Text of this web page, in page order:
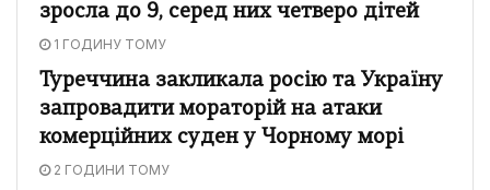
зросла до 9, серед них четверо дітей
1 ГОДИНУ ТОМУ
Туреччина закликала росію та Україну
запровадити мораторій на атаки
комерційних суден у Чорному морі
2 ГОДИНИ ТОМУ